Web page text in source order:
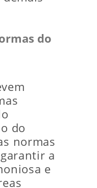
do
do
normas
a
e